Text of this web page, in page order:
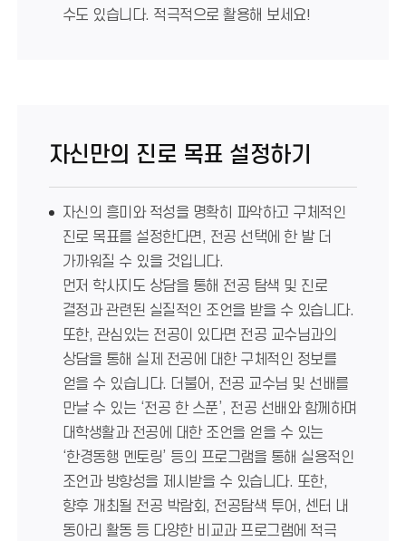
수도 있습니다. 적극적으로 활용해 보세요!
자신만의 진로 목표 설정하기
자신의 흥미와 적성을 명확히 파악하고 구체적인
진로 목표를 설정한다면, 전공 선택에 한 발 더
가까워질 수 있을 것입니다.
먼저 학사지도 상담을 통해 전공 탐색 및 진로
결정과 관련된 실질적인 조언을 받을 수 있습니다.
또한, 관심있는 전공이 있다면 전공 교수님과의
상담을 통해 실제 전공에 대한 구체적인 정보를
얻을 수 있습니다. 더불어, 전공 교수님 및 선배를
만날 수 있는 ‘전공 한 스푼’, 전공 선배와 함께하며
대학생활과 전공에 대한 조언을 얻을 수 있는
‘한경동행 멘토링’ 등의 프로그램을 통해 실용적인
조언과 방향성을 제시받을 수 있습니다. 또한,
향후 개최될 전공 박람회, 전공탐색 투어, 센터 내
동아리 활동 등 다양한 비교과 프로그램에 적극